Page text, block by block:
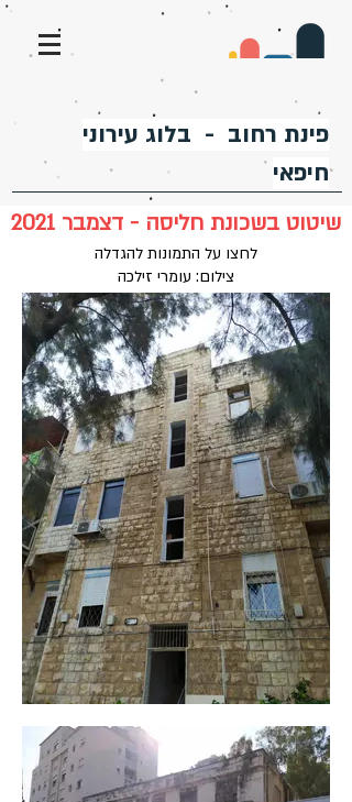
פינת רחוב - בלוג עירוני
חיפאי
שיטוט בשכונת חליסה - דצמבר 2021
לחצו על התמונות להגדלה
צילום: עומרי זילכה